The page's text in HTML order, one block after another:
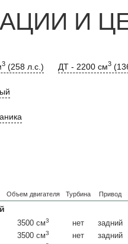
И
3 (258 л.с.) ДТ - 2200 см3
Объем двигателя Турбина Привод
3500 см3 нет
задний
3500 см3 нет
задний